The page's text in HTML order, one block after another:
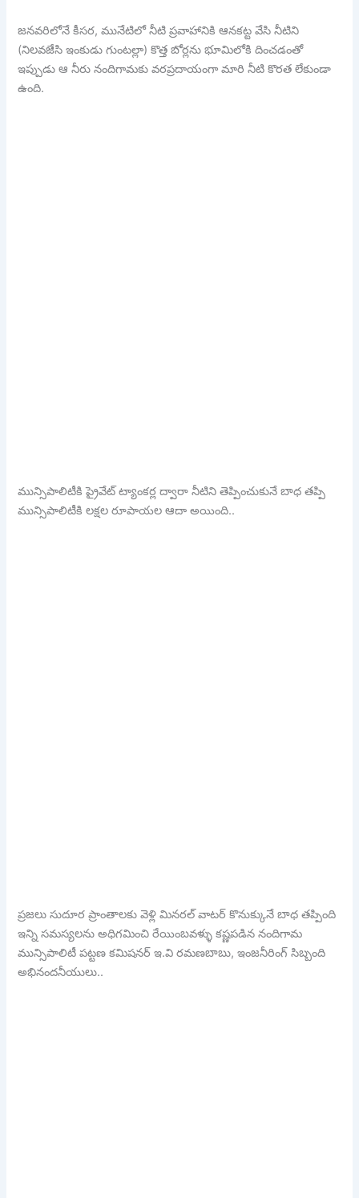
జనవరిలోనే కీసర, మునేటిలో నీటి ప్రవాహానికి ఆనకట్ట వేసి నీటిని
(నిలవజేసి ఇంకుడు గుంటల్లా) కొత్త బోర్లను భూమిలోకి దించడంతో
ఇప్పుడు ఆ నీరు నందిగామకు వరప్రదాయంగా మారి నీటి కొరత లేకుండా
ఉంది.
మున్సిపాలిటీకి ప్రైవేట్ ట్యాంకర్ల ద్వారా నీటిని తెప్పించుకునే బాధ తప్పి
మున్సిపాలిటీకి లక్షల రూపాయల ఆదా అయింది..
ప్రజలు సుదూర ప్రాంతాలకు వెళ్లి మినరల్ వాటర్ కొనుక్కునే బాధ తప్పింది
ఇన్ని సమస్యలను అధిగమించి రేయింబవళ్ళు కష్ణపడిన నందిగామ
మున్సిపాలిటీ పట్టణ కమిషనర్ ఇ.వి రమణబాబు, ఇంజనీరింగ్ సిబ్బంది
అభినందనీయులు..